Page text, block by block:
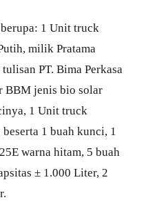
1 Unit truck
milik Pratama
PT. Bima Perkasa
BBM jenis bio solar
1 Unit truck
1 buah kunci, 1
warna hitam, 5 buah
± 1.000 Liter, 2